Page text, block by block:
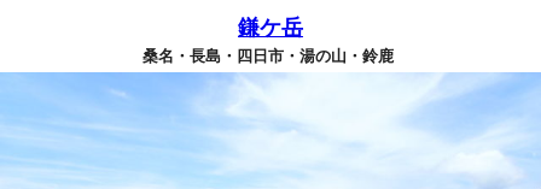
鎌ケ岳
桑名・長島・四日市・湯の山・鈴鹿